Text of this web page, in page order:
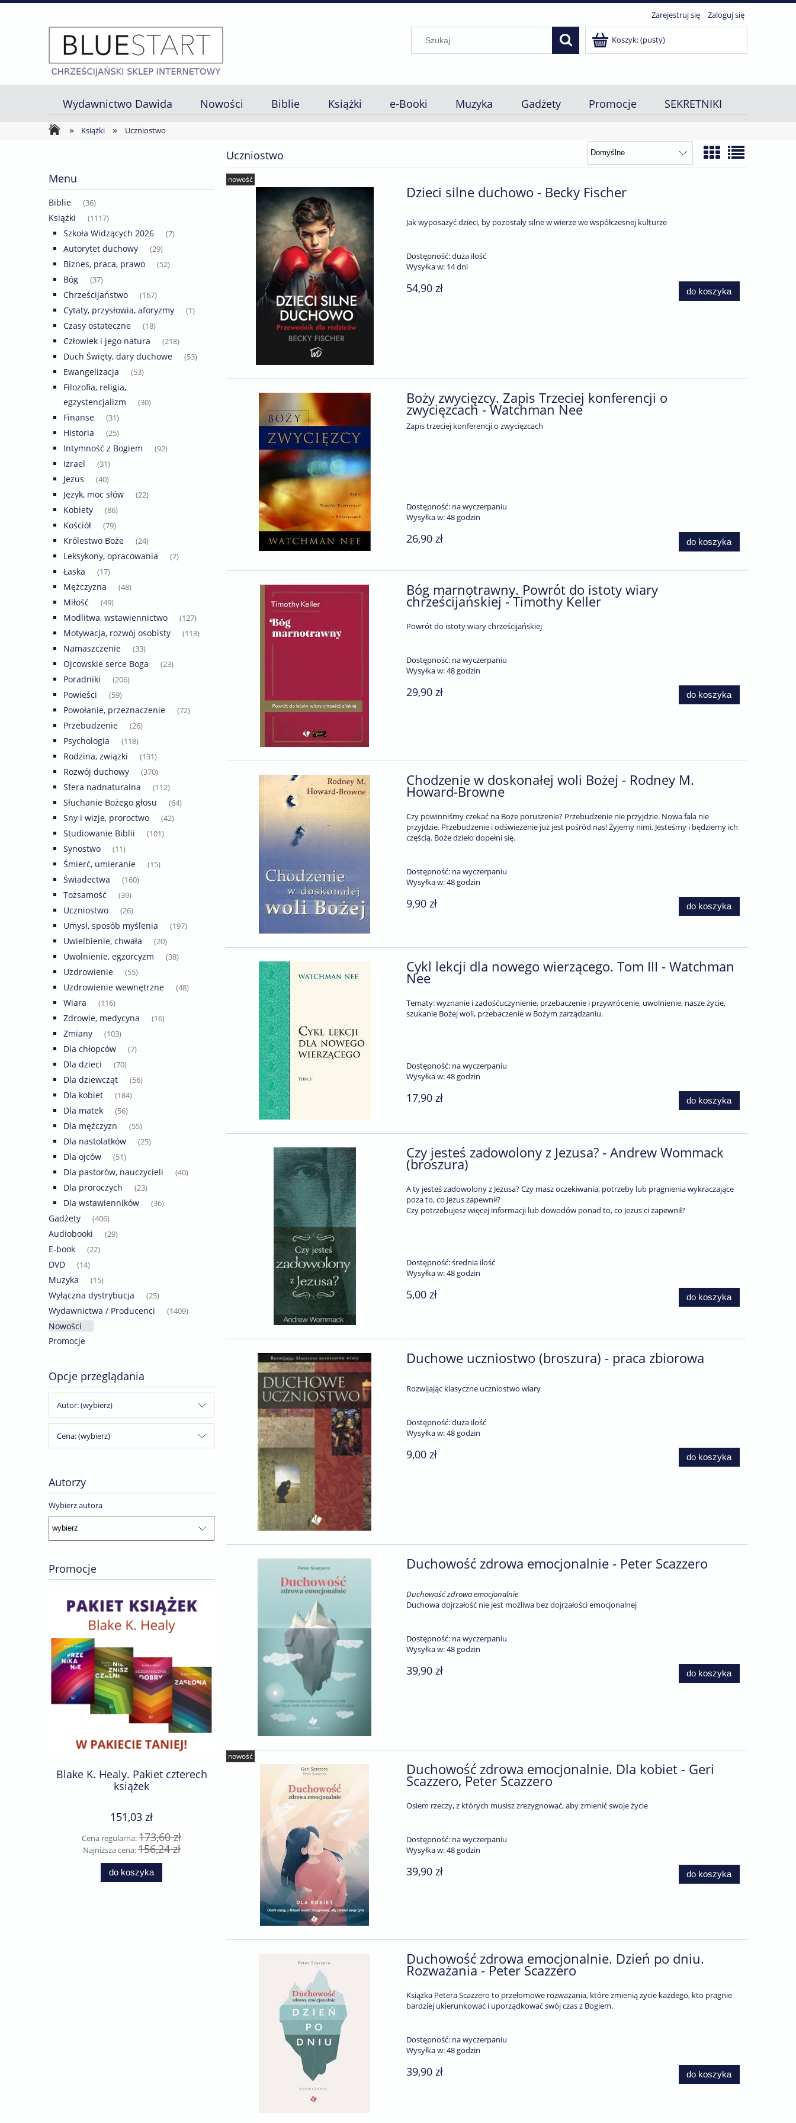
Zarejestruj się Zaloguj się
Koszyk:(pusty)
Wydawnictwo Dawida Nowości Biblie Książki e-Booki Muzyka Gadżety Promocje
SEKRETNIKI
Strona główna
» Książki » Uczniostwo
Menu
Biblie (36)
Książki (1117)
Szkoła Widzących 2026 (7)
Autorytet duchowy (29)
Biznes, praca, prawo (52)
Bóg (37)
Chrześcijaństwo (167)
Cytaty, przysłowia, aforyzmy (1)
Czasy ostateczne (18)
Człowiek i jego natura (218)
Duch Święty, dary duchowe (53)
Ewangelizacja (53)
Filozofia, religia,
egzystencjalizm
(30)
Finanse (31)
Historia (25)
Intymność z Bogiem (92)
Izrael (31)
Jezus (40)
Język, moc słów (22)
Kobiety (86)
Kościół (79)
Królestwo Boże (24)
Leksykony, opracowania (7)
Łaska (17)
Mężczyzna (48)
Miłość (49)
Modlitwa, wstawiennictwo (127)
Motywacja, rozwój osobisty (113)
Namaszczenie (33)
Ojcowskie serce Boga (23)
Poradniki (206)
Powieści (59)
Powołanie, przeznaczenie (72)
Przebudzenie (26)
Psychologia (118)
Rodzina, związki (131)
Rozwój duchowy (370)
Sfera nadnaturalna (112)
Słuchanie Bożego głosu (64)
Sny i wizje, proroctwo (42)
Studiowanie Biblii (101)
Synostwo (11)
Śmierć, umieranie (15)
Świadectwa (160)
Tożsamość (39)
Uczniostwo (26)
Umysł, sposób myślenia (197)
Uwielbienie, chwała (20)
Uwolnienie, egzorcyzm (38)
Uzdrowienie (55)
Uzdrowienie wewnętrzne (48)
Wiara (116)
Zdrowie, medycyna (16)
Zmiany (103)
Dla chłopców (7)
Dla dzieci (70)
Dla dziewcząt (56)
Dla kobiet (184)
Dla matek (56)
Dla mężczyzn (55)
Dla nastolatków (25)
Dla ojców (51)
Dla pastorów, nauczycieli (40)
Dla proroczych (23)
Dla wstawienników (36)
Gadżety (406)
Audiobooki (29)
E-book (22)
DVD (14)
Muzyka (15)
Wyłączna dystrybucja (25)
Wydawnictwa / Producenci (1409)
Nowości
Promocje
Opcje przeglądania
Autor: (wybierz)
Cena: (wybierz)
Autorzy
Wybierz autora
Promocje
Blake K. Healy. Pakiet czterech
książek
151,03 zł
Cena regularna:173,60 zł
Najniższa cena:156,24 zł
do koszyka
Becky Fischer. Pakiet trzech
książek dla dzieci
69,90 zł
Cena regularna:77,70 zł
Najniższa cena:77,10 zł
do koszyka
Uczniostwo
Dzieci silne duchowo - Becky Fischer
Jak wyposażyć dzieci, by pozostały silne w wierze we współczesnej kulturze
Dostępność:duża ilość
Wysyłka w: 14 dni
54,90 zł do koszyka
nowość
Boży zwycięzcy. Zapis Trzeciej konferencji o
zwycięzcach - Watchman Nee
Zapis trzeciej konferencji o zwycięzcach
Dostępność: na wyczerpaniu
Wysyłka w:48 godzin
26,90 zł do koszyka
Bóg marnotrawny. Powrót do istoty wiary
chrześcijańskiej - Timothy Keller
Powrót do istoty wiary chrześcijańskiej
Dostępność: na wyczerpaniu
Wysyłka w:48 godzin
29,90 zł do koszyka
Chodzenie w doskonałej woli Bożej - Rodney M.
Howard-Browne
Czy powinniśmy czekać na Boże poruszenie? Przebudzenie nie przyjdzie. Nowa fala nie
przyjdzie. Przebudzenie i odświeżenie już jest pośród nas! Żyjemy nimi. Jesteśmy i będziemy ich
częścią. Boże dzieło dopełni się.
Dostępność: na wyczerpaniu
Wysyłka w:48 godzin
9,90 zł do koszyka
Cykl lekcji dla nowego wierzącego. Tom III - Watchman
Nee
Tematy: wyznanie i zadośćuczynienie, przebaczenie i przywrócenie, uwolnienie, nasze życie,
szukanie Bożej woli, przebaczenie w Bożym zarządzaniu.
Dostępność: na wyczerpaniu
Wysyłka w:48 godzin
17,90 zł do koszyka
Czy jesteś zadowolony z Jezusa? - Andrew Wommack
(broszura)
A ty jesteś zadowolony z Jezusa? Czy masz oczekiwania, potrzeby lub pragnienia wykraczające
poza to, co Jezus zapewnił?
Czy potrzebujesz więcej informacji lub dowodów ponad to, co Jezus ci zapewnił?
Dostępność:średnia ilość
Wysyłka w:48 godzin
5,00 zł do koszyka
Duchowe uczniostwo (broszura) - praca zbiorowa
Rozwijając klasyczne uczniostwo wiary
Dostępność:duża ilość
Wysyłka w:48 godzin
9,00 zł do koszyka
Duchowość zdrowa emocjonalnie - Peter Scazzero
Duchowość zdrowa emocjonalnie
Duchowa dojrzałość nie jest możliwa bez dojrzałości emocjonalnej
Dostępność: na wyczerpaniu
Wysyłka w:48 godzin
39,90 zł do koszyka
Duchowość zdrowa emocjonalnie. Dla kobiet - Geri
Scazzero, Peter Scazzero
Osiem rzeczy, z których musisz zrezygnować, aby zmienić swoje życie
Dostępność: na wyczerpaniu
Wysyłka w:48 godzin
39,90 zł do koszyka
nowość
Duchowość zdrowa emocjonalnie. Dzień po dniu.
Rozważania - Peter Scazzero
Książka Petera Scazzero to przełomowe rozważania, które zmienią życie każdego, kto pragnie
bardziej ukierunkować i uporządkować swój czas z Bogiem.
Dostępność: na wyczerpaniu
Wysyłka w:48 godzin
39,90 zł do koszyka